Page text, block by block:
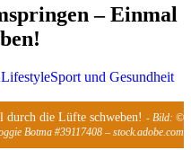
– Einmal
LifestyleSport und Gesundheit
durch die Lüfte schweben! - Bild: ©
Botma #39117408 – stock.adobe.com